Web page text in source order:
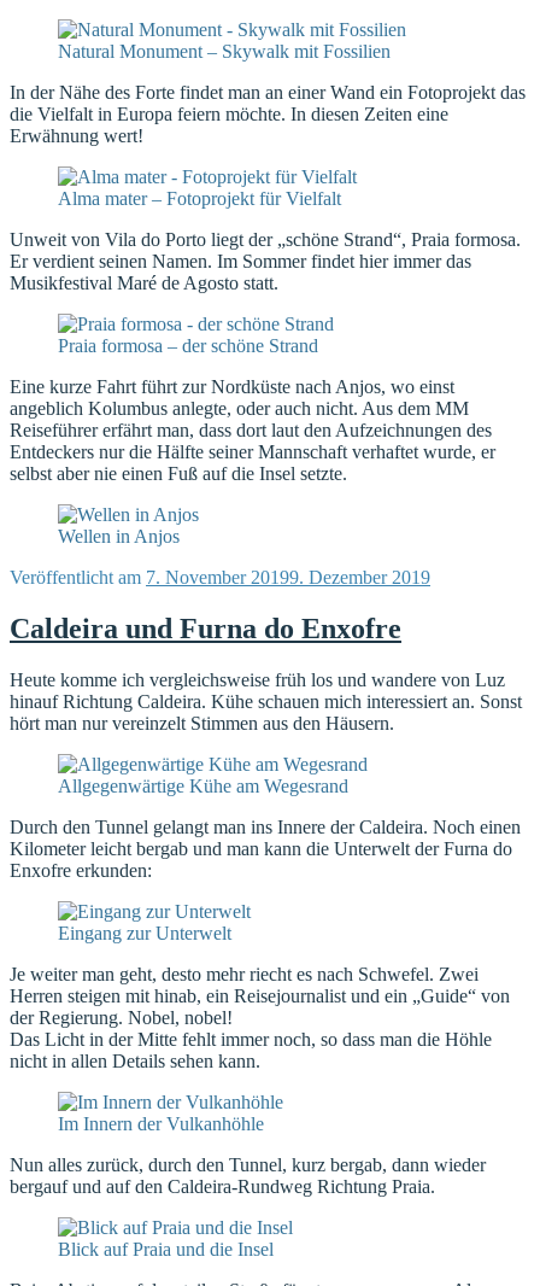
Natural Monument – Skywalk mit Fossilien
In der Nähe des Forte findet man an einer Wand ein Fotoprojekt das
die Vielfalt in Europa feiern möchte. In diesen Zeiten eine
Erwähnung wert!
Alma mater – Fotoprojekt für Vielfalt
Unweit von Vila do Porto liegt der „schöne Strand“, Praia formosa.
Er verdient seinen Namen. Im Sommer findet hier immer das
Musikfestival Maré de Agosto statt.
Praia formosa – der schöne Strand
Eine kurze Fahrt führt zur Nordküste nach Anjos, wo einst
angeblich Kolumbus anlegte, oder auch nicht. Aus dem MM
Reiseführer erfährt man, dass dort laut den Aufzeichnungen des
Entdeckers nur die Hälfte seiner Mannschaft verhaftet wurde, er
selbst aber nie einen Fuß auf die Insel setzte.
Wellen in Anjos
Veröffentlicht am 7. November 20199. Dezember 2019
Caldeira und Furna do Enxofre
Heute komme ich vergleichsweise früh los und wandere von Luz
hinauf Richtung Caldeira. Kühe schauen mich interessiert an. Sonst
hört man nur vereinzelt Stimmen aus den Häusern.
Allgegenwärtige Kühe am Wegesrand
Durch den Tunnel gelangt man ins Innere der Caldeira. Noch einen
Kilometer leicht bergab und man kann die Unterwelt der Furna do
Enxofre erkunden:
Eingang zur Unterwelt
Je weiter man geht, desto mehr riecht es nach Schwefel. Zwei
Herren steigen mit hinab, ein Reisejournalist und ein „Guide“ von
der Regierung. Nobel, nobel!
Das Licht in der Mitte fehlt immer noch, so dass man die Höhle
nicht in allen Details sehen kann.
Im Innern der Vulkanhöhle
Nun alles zurück, durch den Tunnel, kurz bergab, dann wieder
bergauf und auf den Caldeira-Rundweg Richtung Praia.
Blick auf Praia und die Insel